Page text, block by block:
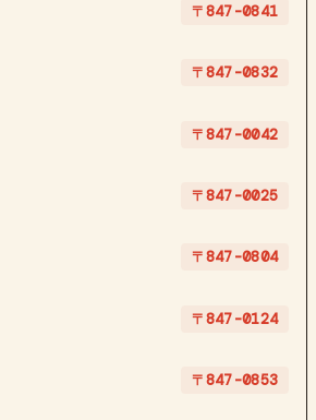
〒847-0841
〒847-0832
〒847-0042
〒847-0025
〒847-0804
〒847-0124
〒847-0853